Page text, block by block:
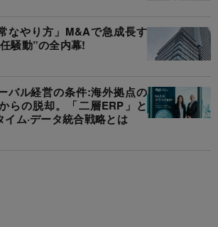
なやり方」M&Aで急成長す
騒動”の全内幕!
バル経営の条件:海外拠点の
らの脱却。「二層ERP」と
ム·データ統合戦略とは